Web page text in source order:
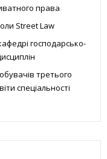
права
Street Law
господарсько-
третього
спеціальності